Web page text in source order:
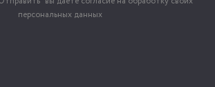
персональных данных